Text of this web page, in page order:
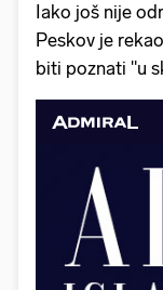
Iako još nije
Peskov je
biti poznati "u